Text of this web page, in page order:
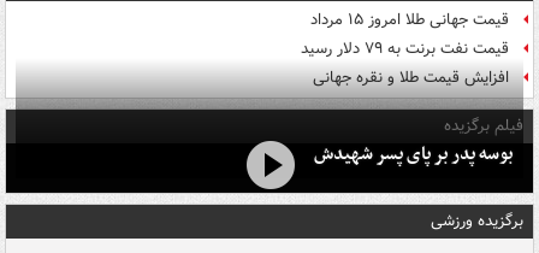
قیمت جهانی طلا امروز ۱۵ مرداد
قیمت نفت برنت به ۷۹ دلار رسید
افزایش قیمت طلا و نقره جهانی
فیلم برگزیده
بوسه‌ پدر بر پای پسر شهیدش
برگزیده ورزشی